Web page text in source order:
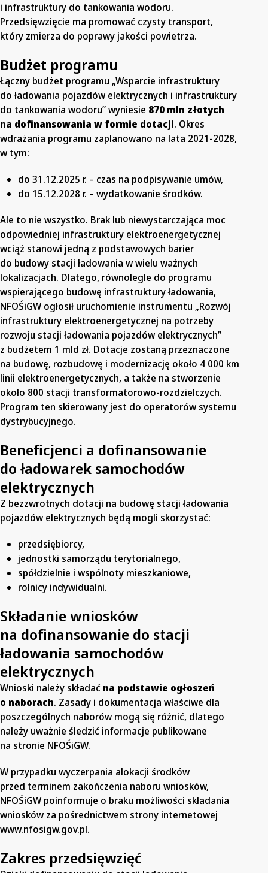
i infrastruktury do tankowania wodoru.
Przedsięwzięcie ma promować czysty transport,
który zmierza do poprawy jakości powietrza.
Budżet programu
Łączny budżet programu „Wsparcie infrastruktury
do ładowania pojazdów elektrycznych i infrastruktury
do tankowania wodoru” wyniesie 870 mln złotych
na dofinansowania w formie dotacji. Okres
wdrażania programu zaplanowano na lata 2021-2028,
w tym:
do 31.12.2025 r. – czas na podpisywanie umów,
do 15.12.2028 r. – wydatkowanie środków.
Ale to nie wszystko. Brak lub niewystarczająca moc
odpowiedniej infrastruktury elektroenergetycznej
wciąż stanowi jedną z podstawowych barier
do budowy stacji ładowania w wielu ważnych
lokalizacjach. Dlatego, równolegle do programu
wspierającego budowę infrastruktury ładowania,
NFOŚiGW ogłosił uruchomienie instrumentu „Rozwój
infrastruktury elektroenergetycznej na potrzeby
rozwoju stacji ładowania pojazdów elektrycznych”
z budżetem 1 mld zł. Dotacje zostaną przeznaczone
na budowę, rozbudowę i modernizację około 4 000 km
linii elektroenergetycznych, a także na stworzenie
około 800 stacji transformatorowo-rozdzielczych.
Program ten skierowany jest do operatorów systemu
dystrybucyjnego.
Beneficjenci a dofinansowanie
do ładowarek samochodów
elektrycznych
Z bezzwrotnych dotacji na budowę stacji ładowania
pojazdów elektrycznych będą mogli skorzystać:
przedsiębiorcy,
jednostki samorządu terytorialnego,
spółdzielnie i wspólnoty mieszkaniowe,
rolnicy indywidualni.
Składanie wniosków
na dofinansowanie do stacji
ładowania samochodów
elektrycznych
Wnioski należy składać na podstawie ogłoszeń
o naborach. Zasady i dokumentacja właściwe dla
poszczególnych naborów mogą się różnić, dlatego
należy uważnie śledzić informacje publikowane
na stronie NFOŚiGW.
W przypadku wyczerpania alokacji środków
przed terminem zakończenia naboru wniosków,
NFOŚiGW poinformuje o braku możliwości składania
wniosków za pośrednictwem strony internetowej
www.nfosigw.gov.pl.
Zakres przedsięwzięć